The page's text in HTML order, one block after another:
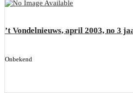
’t Vondelnieuws, april 2003, no 3
Onbekend